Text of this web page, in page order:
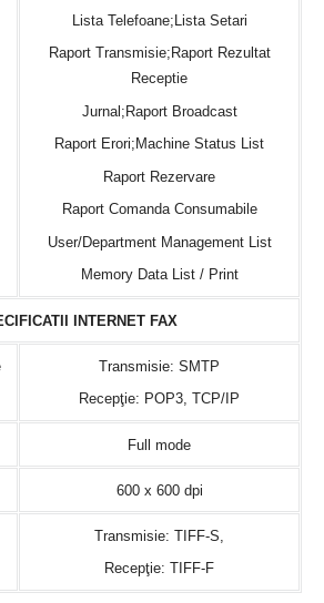
Lista Telefoane;Lista Setari
Raport Transmisie;Raport Rezultat
Receptie
Jurnal;Raport Broadcast
Raport Erori;Machine Status List
Raport Rezervare
Raport Comanda Consumabile
User/Department Management List
Memory Data List / Print
INTERNET FAX
Transmisie: SMTP
Recepţie: POP3, TCP/IP
Full mode
600 x 600 dpi
Transmisie: TIFF-S,
Recepţie: TIFF-F